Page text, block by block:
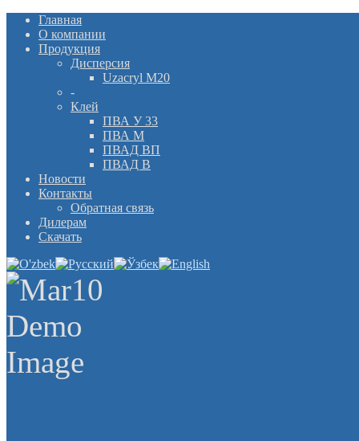
Главная
О компании
Продукция
Дисперсия
Uzacryl M20
-
Клей
ПВА У 33
ПВА М
ПВАД ВП
ПВАД В
Новости
Контакты
Обратная связь
Дилерам
Скачать